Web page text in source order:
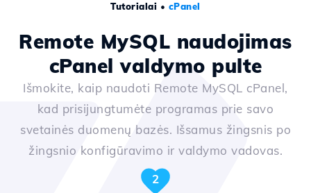
Tutorialai • cPanel
Remote MySQL naudojimas
cPanel valdymo pulte
Išmokite, kaip naudoti Remote MySQL cPanel,
kad prisijungtumėte programas prie savo
svetainės duomenų bazės. Išsamus žingsnis po
žingsnio konfigūravimo ir valdymo vadovas.
2